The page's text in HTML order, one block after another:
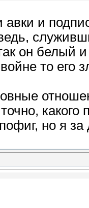
авки и
он белый
то его
но я за